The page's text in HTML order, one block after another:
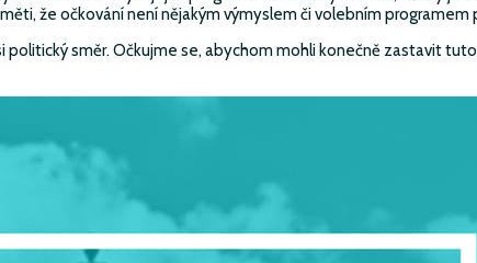
že očkování není nějakým výmyslem či volebním
směr. Očkujme se, abychom mohli konečně zastavit